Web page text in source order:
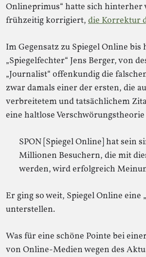
Onlineprimus“ hatte sich
frühzeitig korrigiert, die Korrektur
Im Gegensatz zu Spiegel Online
„Spiegelfechter“ Jens Berger, von
„Journalist“ offenkundig die
zwar damals einer der ersten, die
verbreitetem und tatsächlichem
eine haltlose
SPON [Spiegel Online] hat sein
Millionen Besuchern, die mit
werden, wird erfolgreich
Er ging so weit, Spiegel Online eine
unterstellen.
Was für eine schöne Pointe bei
von Online-Medien wegen des